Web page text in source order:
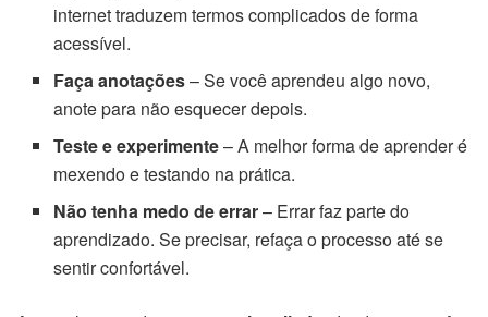
internet traduzem termos complicados de forma
acessível.
Faça anotações– Se você aprendeu algo novo,
anote para não esquecer depois.
Teste e experimente– A melhor forma de aprender é
mexendo e testando na prática.
Não tenha medo de errar– Errar faz parte do
aprendizado. Se precisar, refaça o processo até se
sentir confortável.